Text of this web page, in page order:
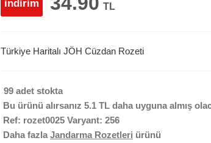
indirim TL
Türkiye Haritalı JÖH Cüzdan Rozeti
99 adet stokta
Bu ürünü alırsanız 5.1 TL daha uyguna almış
Ref: rozet0025 Varyant: 256
Daha fazla Jandarma Rozetleri ürünü